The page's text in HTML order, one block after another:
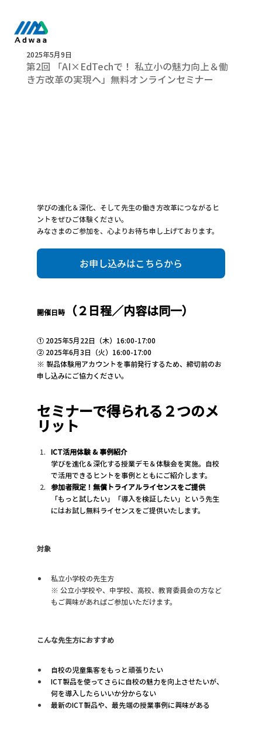
第2回 「AI×EdTechで！ 私立小の魅力向上＆働
き方改革の実現へ」無料オンラインセミナー
2025年5月9日
学びの進化＆深化、そして先生の働き方改革につながるヒ
ントをぜひご体験ください。
みなさまのご参加を、心よりお待ち申し上げております。
お申し込みはこちらから
開催日時（２日程／内容は同一）
① 2025年5月22日（木）16:00-17:00
② 2025年6月3日（火）16:00-17:00
※ 製品体験用アカウントを事前発行するため、締切前のお
申し込みにご協力ください。
セミナーで得られる２つのメ
リット
ICT活用体験 & 事例紹介
学びを進化＆深化する授業デモ＆体験会を実施。自校
で活用できるヒントを事例とともにご紹介します。
参加者限定！無償トライアルライセンスをご提供
「もっと試したい」「導入を検証したい」という先生
にはお試し無料ライセンスをご提供いたします。
対象
私立小学校の先生方
※ 公立小学校や、中学校、高校、教育委員会の方など
もご興味があればご参加いただけます。
こんな先生方におすすめ
自校の児童集客をもっと頑張りたい
ICT製品を使ってさらに自校の魅力を向上させたいが、
何を導入したらいいか分からない
最新のICT製品や、最先端の授業事例に興味がある